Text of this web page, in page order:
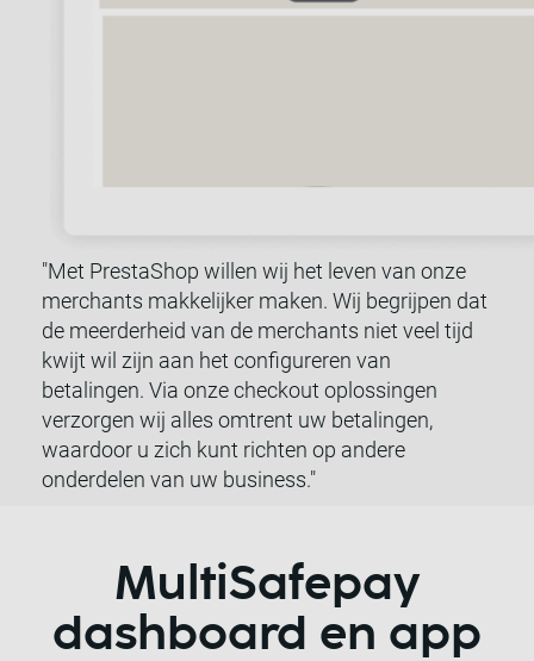
"Met PrestaShop willen wij het leven van onze
merchants makkelijker maken. Wij begrijpen dat
de meerderheid van de merchants niet veel tijd
kwijt wil zijn aan het configureren van
betalingen. Via onze checkout oplossingen
verzorgen wij alles omtrent uw betalingen,
waardoor u zich kunt richten op andere
onderdelen van uw business."
MultiSafepay
dashboard en app